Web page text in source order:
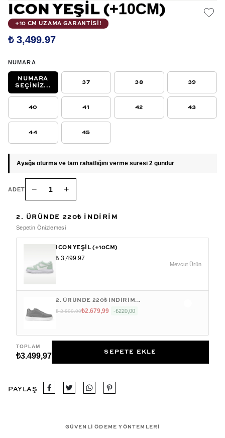
ICON YEŞIL (+10CM)
+10 CM UZAMA GARANTİSİ!
₺ 3,499.97
NUMARA
NUMARA
SEÇINIZ...
37 38 39
40 41 42 43
44 45
Ayağa oturma ve tam rahatlığını verme süresi 2 gündür
ADET − 1 +
2. ÜRÜNDE 220₺ INDIRIM
Sepetin Önizlemesi
ICON YEŞIL (+10CM)
₺ 3,499.97
Mevcut Ürün
2. ÜRÜNDE 220₺ INDIRIM...
₺ 2,899.99₺2.679,99 -₺220,00
TOPLAM
₺3.499,97 SEPETE EKLE
PAYLAŞ
GÜVENLİ ÖDEME YÖNTEMLERİ